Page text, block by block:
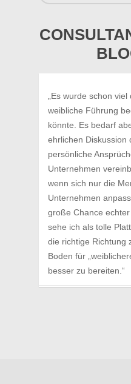
„Es wurde schon
weibliche Führung
könnte. Es bedarf
ehrlichen Diskussion
persönliche
Unternehmen
wenn sich nur die
Unternehmen
große Chance
sehe ich als tolle
die richtige Richtung
Boden für
besser zu bereiten.“